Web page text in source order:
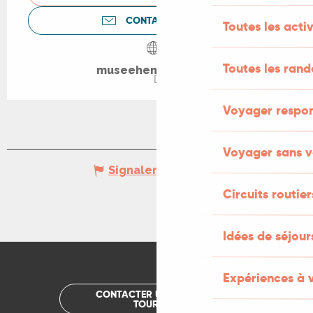
Toutes les
Toutes les
Voyager
Voyager sans
Circuits
Idées de
Expériences à
CONTACTEZ-NOUS
museehenrimartin.fr
Signaler une erreur
CONTACTER UN OFFICE DE
TOURISME